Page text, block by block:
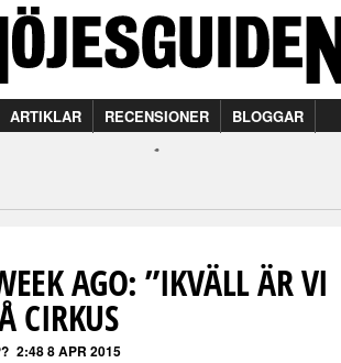
ARTIKLAR RECENSIONER BLOGGAR
AGO: ”IKVÄLL ÄR VI
CIRKUS
2:48 8 APR 2015